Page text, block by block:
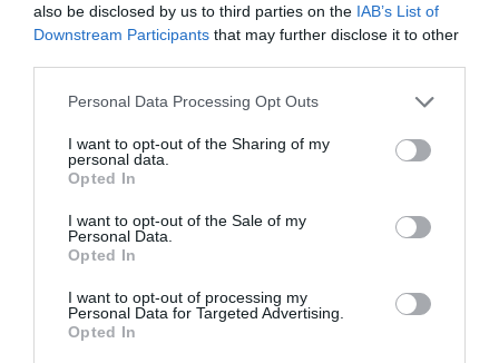
also be disclosed by us to third parties on the IAB’s List of
Downstream Participants that may further disclose it to other
Personal Data Processing Opt Outs
I want to opt-out of the Sharing of my
personal data.
Opted In
I want to opt-out of the Sale of my
Personal Data.
Opted In
I want to opt-out of processing my
Personal Data for Targeted Advertising.
Opted In
Newsletter
Ακολουθήστε το Culturenow.gr